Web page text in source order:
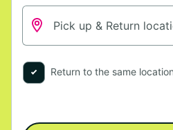
Return to the same location